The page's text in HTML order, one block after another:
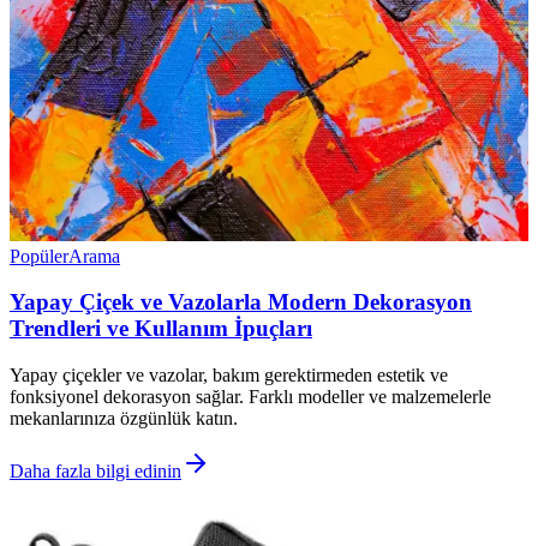
PopülerArama
Yapay Çiçek ve Vazolarla Modern Dekorasyon
Trendleri ve Kullanım İpuçları
Yapay çiçekler ve vazolar, bakım gerektirmeden estetik ve
fonksiyonel dekorasyon sağlar. Farklı modeller ve malzemelerle
mekanlarınıza özgünlük katın.
Daha fazla bilgi edinin